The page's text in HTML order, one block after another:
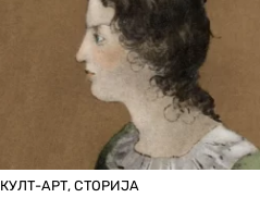
КУЛТ-АРТ, СТОРИЈА